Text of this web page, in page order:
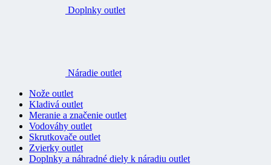
Doplnky outlet
Náradie outlet
Nože outlet
Kladivá outlet
Meranie a značenie outlet
Vodováhy outlet
Skrutkovače outlet
Zvierky outlet
Doplnky a náhradné diely k náradiu outlet